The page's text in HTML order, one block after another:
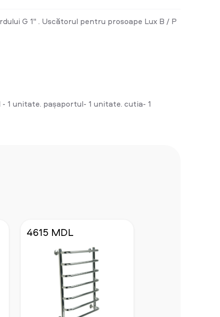
G 1" . Uscătorul pentru prosoape Lux B / P
1 unitate. pașaportul- 1 unitate. cutia- 1
4615 MDL